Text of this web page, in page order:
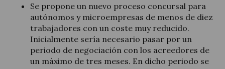
Se propone un nuevo proceso concursal para
autónomos y microempresas de menos de diez
trabajadores con un coste muy reducido.
Inicialmente sería necesario pasar por un
periodo de negociación con los acreedores de
un máximo de tres meses. En dicho periodo se